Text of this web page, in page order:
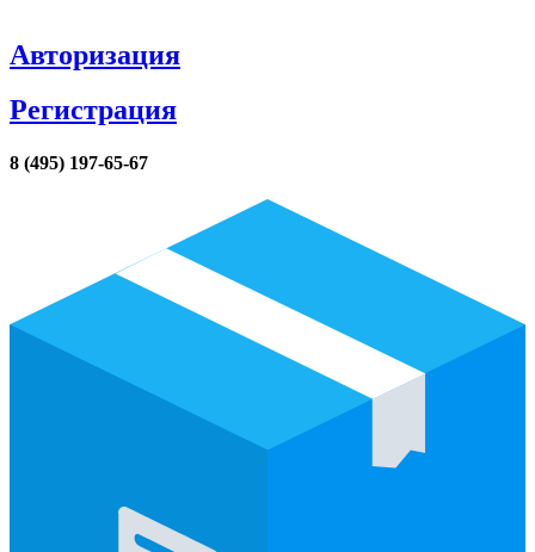
Авторизация
Регистрация
8 (495) 197-65-67